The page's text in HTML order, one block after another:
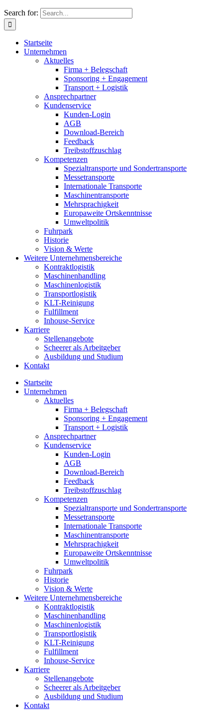
Search for:
Startseite
Unternehmen
Aktuelles
Firma + Belegschaft
Sponsoring + Engagement
Transport + Logistik
Ansprechpartner
Kundenservice
Kunden-Login
AGB
Download-Bereich
Feedback
Treibstoffzuschlag
Kompetenzen
Spezialtransporte und Sondertransporte
Messetransporte
Internationale Transporte
Maschinentransporte
Mehrsprachigkeit
Europaweite Ortskenntnisse
Umweltpolitik
Fuhrpark
Historie
Vision & Werte
Weitere Unternehmensbereiche
Kontraktlogistik
Maschinenhandling
Maschinenlogistik
Transportlogistik
KLT-Reinigung
Fulfillment
Inhouse-Service
Karriere
Stellenangebote
Scheerer als Arbeitgeber
Ausbildung und Studium
Kontakt
Startseite
Unternehmen
Aktuelles
Firma + Belegschaft
Sponsoring + Engagement
Transport + Logistik
Ansprechpartner
Kundenservice
Kunden-Login
AGB
Download-Bereich
Feedback
Treibstoffzuschlag
Kompetenzen
Spezialtransporte und Sondertransporte
Messetransporte
Internationale Transporte
Maschinentransporte
Mehrsprachigkeit
Europaweite Ortskenntnisse
Umweltpolitik
Fuhrpark
Historie
Vision & Werte
Weitere Unternehmensbereiche
Kontraktlogistik
Maschinenhandling
Maschinenlogistik
Transportlogistik
KLT-Reinigung
Fulfillment
Inhouse-Service
Karriere
Stellenangebote
Scheerer als Arbeitgeber
Ausbildung und Studium
Kontakt